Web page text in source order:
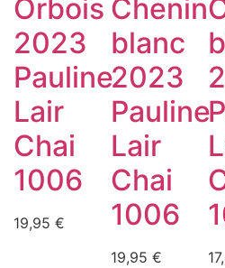
Orbois
2023
Pauline
Lair
Chai
1006
19,95 €
Chenin
blanc
2023
Pauline
Lair
Chai
1006
19,95€